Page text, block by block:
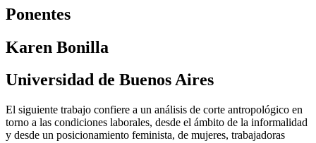
Ponentes
Karen Bonilla
Universidad de Buenos Aires
El siguiente trabajo confiere a un análisis de corte antropológico en
torno a las condiciones laborales, desde el ámbito de la informalidad
y desde un posicionamiento feminista, de mujeres, trabajadoras